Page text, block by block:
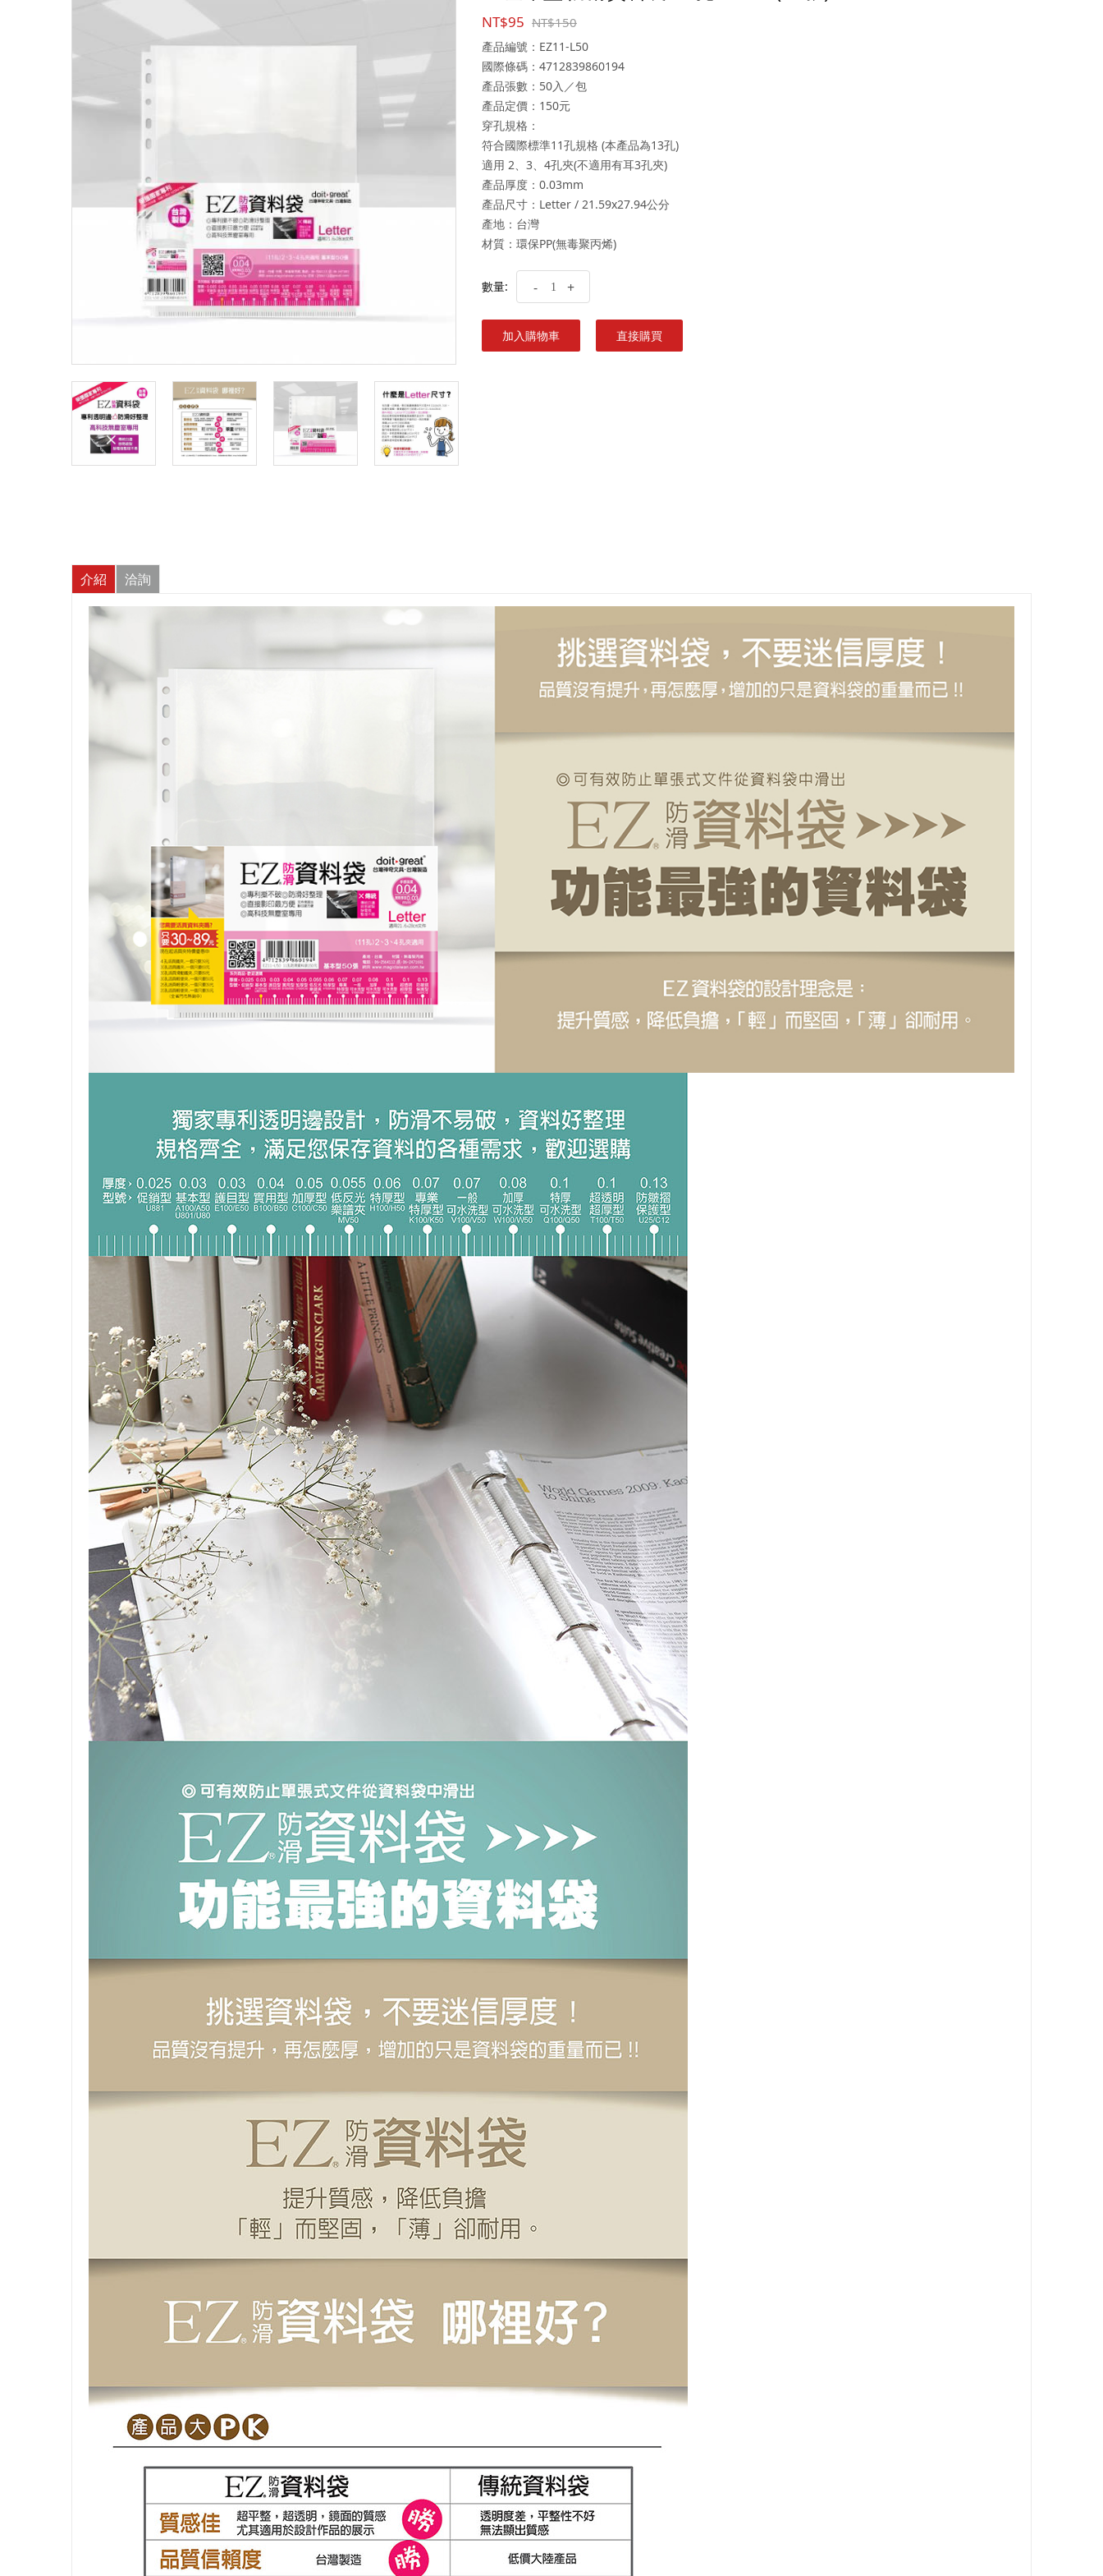
NT$95 NT$150
產品編號：EZ11-L50
國際條碼：4712839860194
產品張數：50入／包
產品定價：150元
穿孔規格：
符合國際標準11孔規格 (本產品為13孔)
適用 2、3、4孔夾(不適用有耳3孔夾)
產品厚度：0.03mm
產品尺寸：Letter / 21.59x27.94公分
產地：台灣
材質：環保PP(無毒聚丙烯)
數量: - +
加入購物車 直接購買
介紹 洽詢